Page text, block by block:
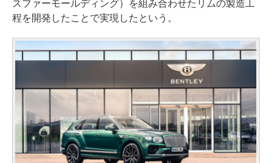
スファーモールディング）を組み合わせたリムの製造工
程を開発したことで実現したという。